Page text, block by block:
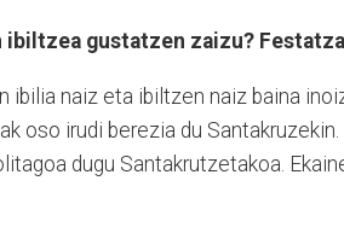
ibiltzea gustatzen zaizu?
ibilia naiz eta ibiltzen naiz baina
oso irudi berezia du
dugu Santakrutzetakoa.